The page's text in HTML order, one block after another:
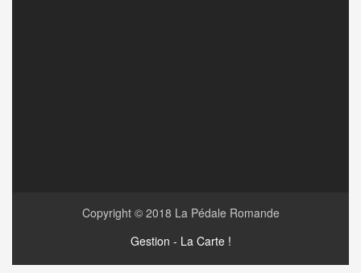
Copyright © 2018 La Pédale Romande
Gestion - La Carte !